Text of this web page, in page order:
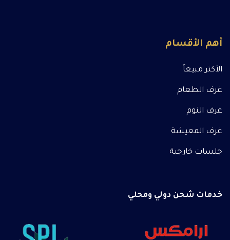
أهم الأقسام
الأكثر مبيعاً
غرف الطعام
غرف النوم
غرف المعيشة
جلسات خارجية
خدمات شحن دولي ومحلي